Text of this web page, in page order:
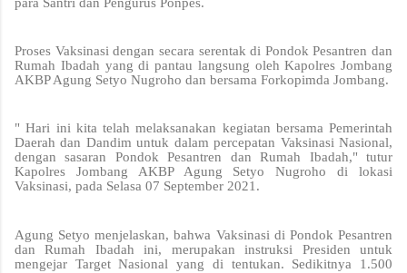
Proses Vaksinasi dengan secara serentak di Pondok Pesantren dan
Rumah Ibadah yang di pantau langsung oleh Kapolres Jombang
AKBP Agung Setyo Nugroho dan bersama Forkopimda Jombang.
" Hari ini kita telah melaksanakan kegiatan bersama Pemerintah
Daerah dan Dandim untuk dalam percepatan Vaksinasi Nasional,
dengan sasaran Pondok Pesantren dan Rumah Ibadah," tutur
Kapolres Jombang AKBP Agung Setyo Nugroho di lokasi
Vaksinasi, pada Selasa 07 September 2021.
Agung Setyo menjelaskan, bahwa Vaksinasi di Pondok Pesantren
dan Rumah Ibadah ini, merupakan instruksi Presiden untuk
mengejar Target Nasional yang di tentukan. Sedikitnya 1.500